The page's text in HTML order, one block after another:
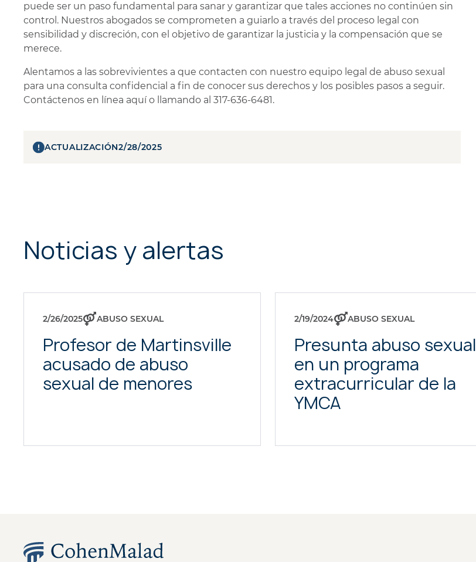
puede ser un paso fundamental para sanar y garantizar que tales acciones no continúen sin
control. Nuestros abogados se comprometen a guiarlo a través del proceso legal con
sensibilidad y discreción, con el objetivo de garantizar la justicia y la compensación que se
merece.
Alentamos a las sobrevivientes a que contacten con nuestro equipo legal de abuso sexual
para una consulta confidencial a fin de conocer sus derechos y los posibles pasos a seguir.
Contáctenos en línea aquí o llamando al 317-636-6481.
ACTUALIZACIÓN2/28/2025
Noticias y alertas
2/26/2025 ABUSO SEXUAL
Profesor de Martinsville
acusado de abuso
sexual de menores
2/19/2024 ABUSO SEXUAL
Presunta abuso sexual
en un programa
extracurricular de la
YMCA